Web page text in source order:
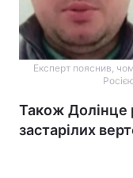
Експерт пояснив,
Також Долінце
застарілих